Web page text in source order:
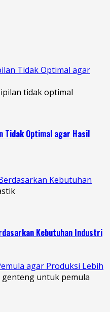
Tidak Optimal agar
Tidak Optimal agar Hasil
Kebutuhan
Kebutuhan Industri
agar Produksi Lebih